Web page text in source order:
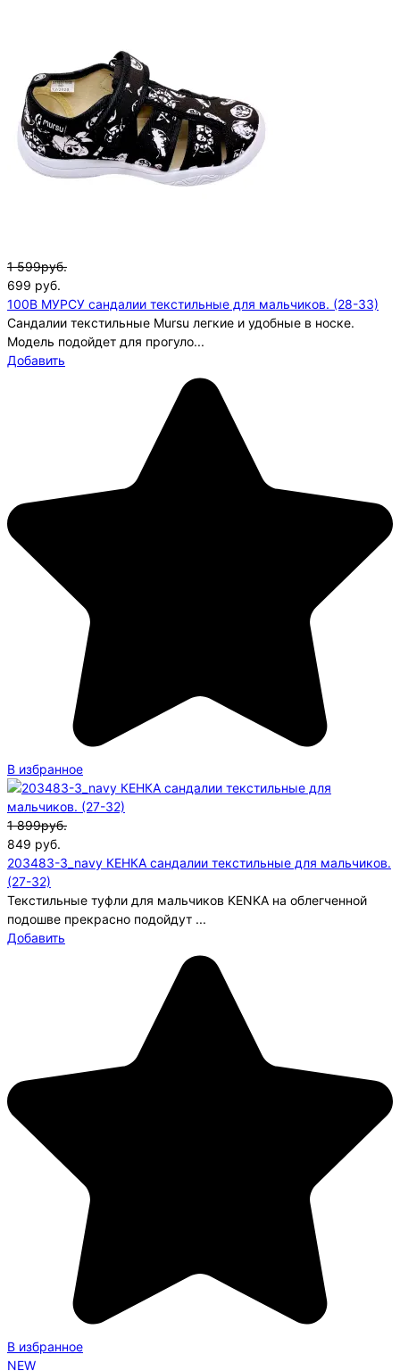
1 599руб.
699 руб.
100B МУРСУ сандалии текстильные для мальчиков. (28-33)
Сандалии текстильные Mursu легкие и удобные в носке.
Модель подойдет для прогуло...
Добавить
В избранное
1 899руб.
849 руб.
203483-3_navy КЕНКА сандалии текстильные для мальчиков.
(27-32)
Текстильные туфли для мальчиков KENKA на облегченной
подошве прекрасно подойдут ...
Добавить
В избранное
NEW